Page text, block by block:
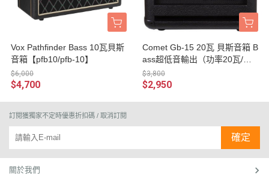
Vox Pathfinder Bass 10瓦貝斯
音箱【pfb10/pfb-10】
$6,000
$4,700
Comet Gb-15 20瓦 貝斯音箱 B
ass超低音輸出（功率20瓦/音
色紮實/Gb15）20w
$3,800
$2,950
訂閱獲獨家不定時優惠折扣碼 / 取消訂閱
確定
關於我們